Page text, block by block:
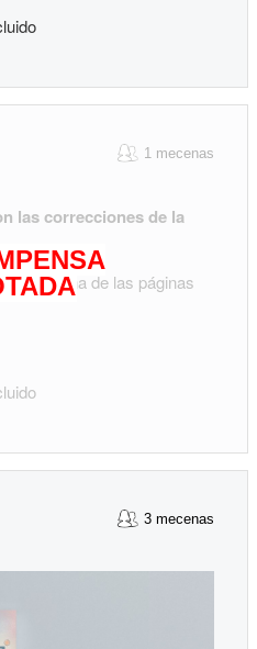
1 mecenas
las correcciones de la
en una de las páginas
3 mecenas